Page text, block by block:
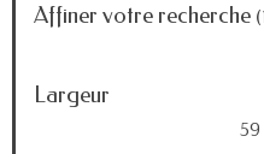
Affiner votre recherche
Largeur
59